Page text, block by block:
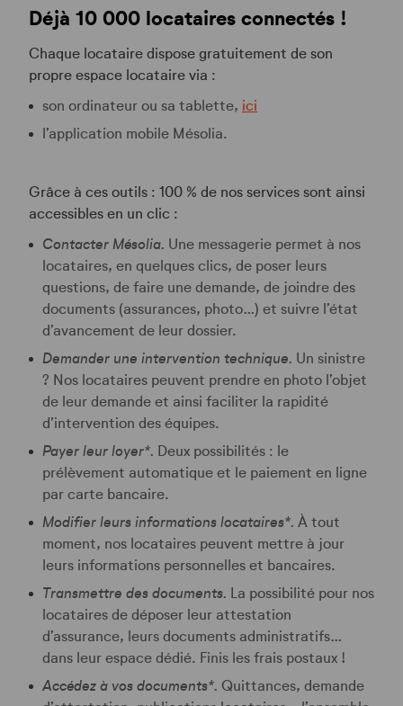
Déjà 10 000 locataires connectés !
Chaque locataire dispose gratuitement de son
propre espace locataire via :
son ordinateur ou sa tablette, ici
l’application mobile Mésolia.
Grâce à ces outils : 100 % de nos services sont ainsi
accessibles en un clic :
Contacter Mésolia. Une messagerie permet à nos
locataires, en quelques clics, de poser leurs
questions, de faire une demande, de joindre des
documents (assurances, photo…) et suivre l’état
d’avancement de leur dossier.
Demander une intervention technique. Un sinistre
? Nos locataires peuvent prendre en photo l’objet
de leur demande et ainsi faciliter la rapidité
d’intervention des équipes.
Payer leur loyer*. Deux possibilités : le
prélèvement automatique et le paiement en ligne
par carte bancaire.
Modifier leurs informations locataires*. À tout
moment, nos locataires peuvent mettre à jour
leurs informations personnelles et bancaires.
Transmettre des documents. La possibilité pour nos
locataires de déposer leur attestation
d’assurance, leurs documents administratifs…
dans leur espace dédié. Finis les frais postaux !
Accédez à vos documents*. Quittances, demande